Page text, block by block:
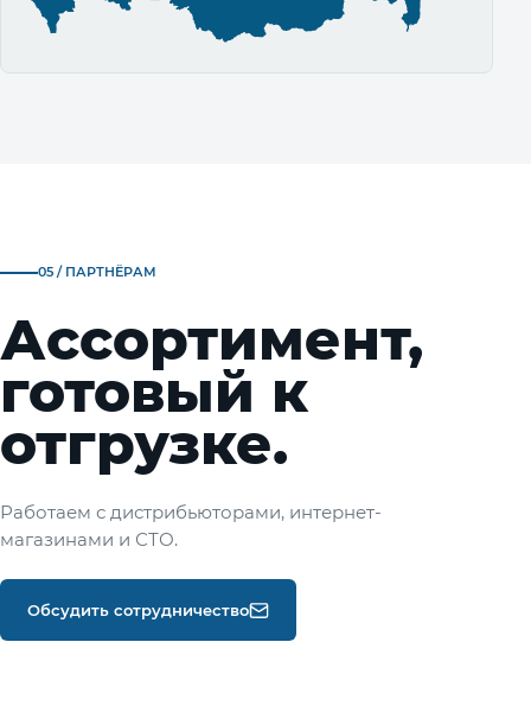
05 / ПАРТНЁРАМ
Ассортимент,
готовый к
отгрузке.
Работаем с дистрибьюторами, интернет-
магазинами и СТО.
Обсудить сотрудничество